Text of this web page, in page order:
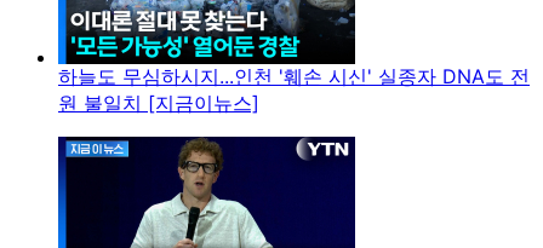
하늘도 무심하시지...인천 '훼손 시신' 실종자 DNA도 전
원 불일치 [지금이뉴스]